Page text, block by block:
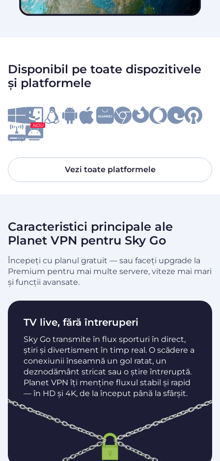
Disponibil pe toate dispozitivele
și platformele
NOU
Vezi toate platformele
Caracteristici principale ale
Planet VPN pentru Sky Go
Începeți cu planul gratuit — sau faceți upgrade la
Premium pentru mai multe servere, viteze mai mari
și funcții avansate.
TV live, fără întreruperi
Sky Go transmite în flux sporturi în direct,
știri și divertisment în timp real. O scădere a
conexiunii înseamnă un gol ratat, un
deznodământ stricat sau o știre întreruptă.
Planet VPN îți menține fluxul stabil și rapid
— în HD și 4K, de la început până la sfârșit.